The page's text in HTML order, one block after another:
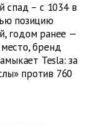
спад – с 1034 в
позицию
годом ранее —
бренд
Tesla: за
против 760